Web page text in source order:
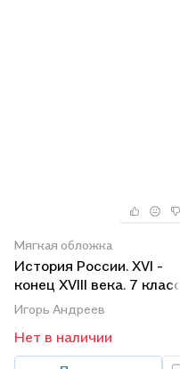
Мягкая обложка
История России. XVI -
конец XVIII века. 7 класс.
Учебник.
Игорь Андреев
Нет в наличии